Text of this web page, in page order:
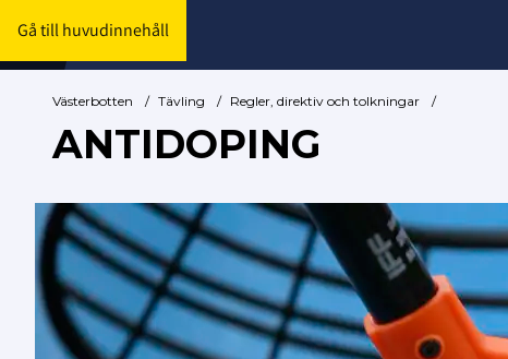
Gå till huvudinnehåll
Västerbotten / Tävling / Regler, direktiv och tolkningar /
ANTIDOPING